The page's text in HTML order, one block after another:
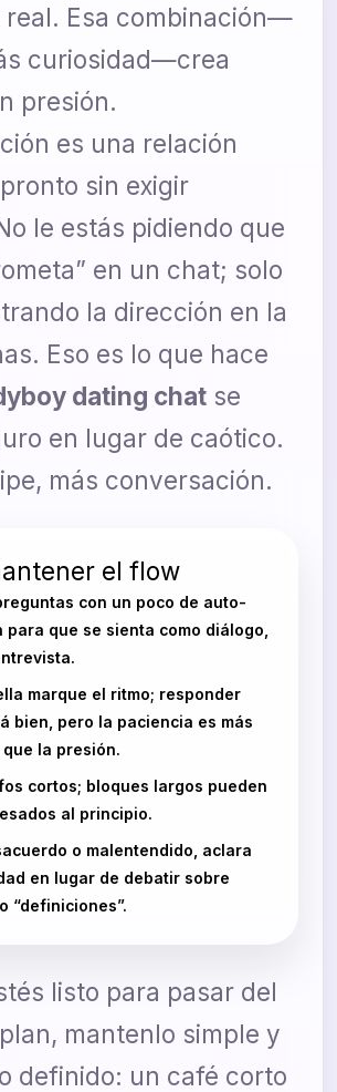
real. Esa combinación—
curiosidad—crea
presión.
es una relación
sin exigir
le estás pidiendo que
en un chat; solo
la dirección en la
Eso es lo que hace
dating chat se
en lugar de caótico.
más conversación.
el flow
con un poco de auto-
para que se sienta como diálogo,
marque el ritmo; responder
bien, pero la paciencia es más
la presión.
cortos; bloques largos pueden
al principio.
o malentendido, aclara
en lugar de debatir sobre
“definiciones”.
listo para pasar del
mantenlo simple y
definido: un café corto